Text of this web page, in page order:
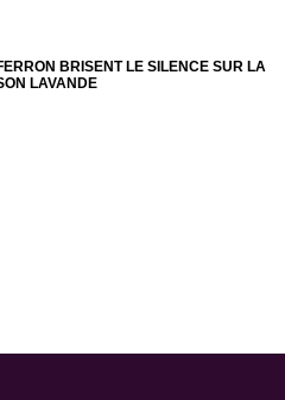
BRISENT LE SILENCE SUR LA
LAVANDE